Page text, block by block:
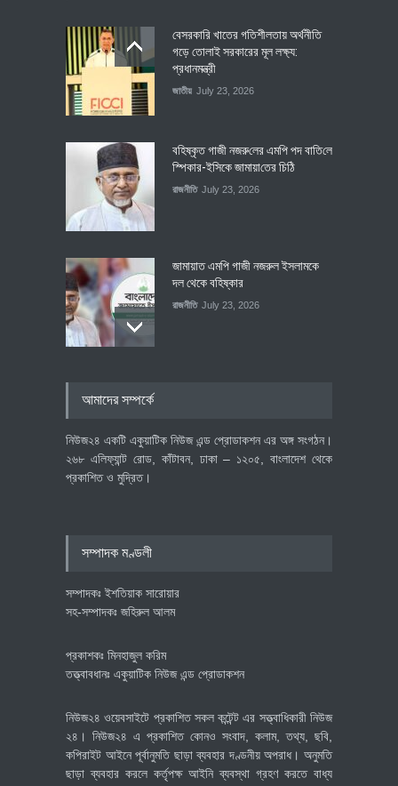
বেসরকারি খাতের গতিশীলতায় অর্থনীতি
গড়ে তোলাই সরকারের মূল লক্ষ্য:
প্রধানমন্ত্রী
জাতীয় July 23, 2026
বহিষ্কৃত গাজী নজরু‌লের এম‌পি পদ বা‌তি‌লে
স্পিকার-ইসিকে জামায়া‌তের চি‌ঠি
রাজনীতি July 23, 2026
জামায়াত এমপি গাজী নজরুল ইসলামকে
দল থেকে বহিষ্কার
রাজনীতি July 23, 2026
আমাদের সম্পর্কে
নিউজ২৪ একটি একুয়াটিক নিউজ এন্ড প্রোডাকশন এর অঙ্গ সংগঠন।
২৬৮ এলিফ্যান্ট রোড, কাঁটাবন, ঢাকা – ১২০৫, বাংলাদেশ থেকে
প্রকাশিত ও মুদ্রিত।
সম্পাদক মণ্ডলী
সম্পাদকঃ ইশতিয়াক সারোয়ার
সহ-সম্পাদকঃ জহিরুল আলম
প্রকাশকঃ মিনহাজুল করিম
তত্ত্বাবধানঃ একুয়াটিক নিউজ এন্ড প্রোডাকশন
নিউজ২৪ ওয়েবসাইটে প্রকাশিত সকল কন্টেন্ট এর সত্ত্বাধিকারী নিউজ
২৪। নিউজ২৪ এ প্রকাশিত কোনও সংবাদ, কলাম, তথ্য, ছবি,
কপিরাইট আইনে পূর্বানুমতি ছাড়া ব্যবহার দণ্ডনীয় অপরাধ। অনুমতি
ছাড়া ব্যবহার করলে কর্তৃপক্ষ আইনি ব্যবস্থা গ্রহণ করতে বাধ্য